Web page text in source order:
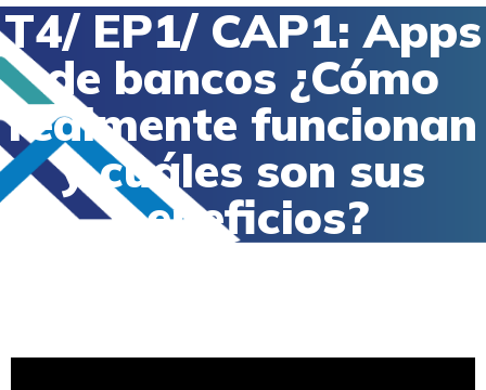
T4/ EP1/ CAP1: Apps
de bancos ¿Cómo
realmente funcionan
y cuáles son sus
beneficios?